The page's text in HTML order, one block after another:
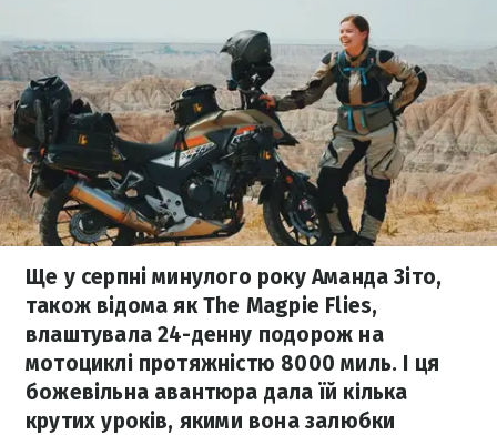
Ще у серпні минулого року Аманда Зіто,
також відома як The Magpie Flies,
влаштувала 24-денну подорож на
мотоциклі протяжністю 8000 миль. І ця
божевільна авантюра дала їй кілька
крутих уроків, якими вона залюбки